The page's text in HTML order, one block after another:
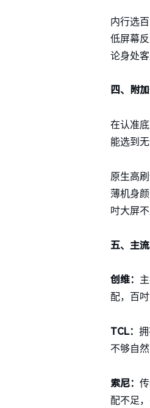
内行选
低屏幕
论身处
四、附
在认准
能选到
原生高
薄机身
吋大屏
五、主
创维：
配，百
TCL：
不够自
索尼：
配不足